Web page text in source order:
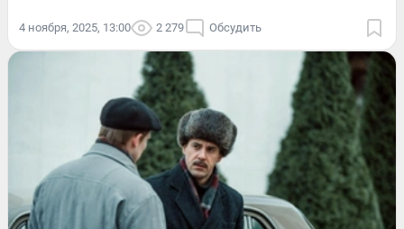
4 ноября, 2025, 13:00 2 279 Обсудить